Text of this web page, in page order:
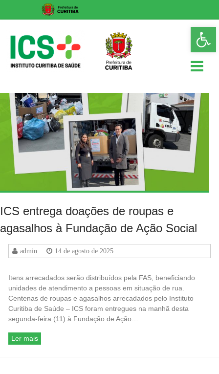
content
ICS
Instituto
Curitiba
de
Saúde
ICS entrega doações de roupas e
agasalhos à Fundação de Ação Social
admin 14 de agosto de 2025
Itens arrecadados serão distribuídos pela FAS, beneficiando
unidades de atendimento a pessoas em situação de rua.
Centenas de roupas e agasalhos arrecadados pelo Instituto
Curitiba de Saúde – ICS foram entregues na manhã desta
segunda-feira (11) à Fundação de Ação…
Ler mais